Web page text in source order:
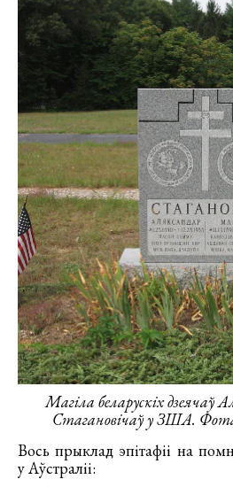
Магіла беларускіх дзеячаў
Стагановічаў у ЗША.
Вось прыклад эпітафіі на
у Аўстраліі: